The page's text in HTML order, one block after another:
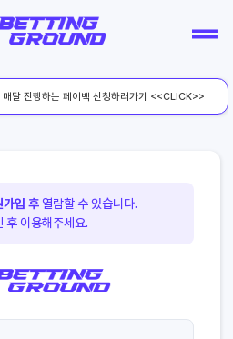
매달 진행하는 페이백 신청하러가기 <<CLICK>>
가입 후열람할 수 있습니다.
후 이용해주세요.